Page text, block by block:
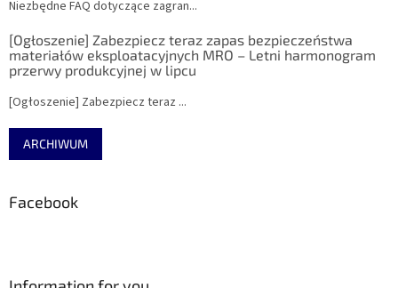
Niezbędne FAQ dotyczące zagran...
[Ogłoszenie] Zabezpiecz teraz zapas bezpieczeństwa
materiałów eksploatacyjnych MRO – Letni harmonogram
przerwy produkcyjnej w lipcu
[Ogłoszenie] Zabezpiecz teraz ...
ARCHIWUM
Facebook